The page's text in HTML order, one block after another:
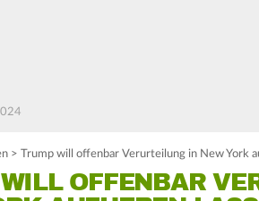
> Trump will offenbar Verurteilung in New York
OFFENBAR